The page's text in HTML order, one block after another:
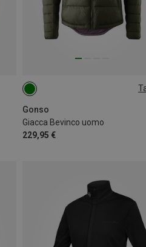
Gonso
Giacca Bevinco uomo
229,95 €
XL